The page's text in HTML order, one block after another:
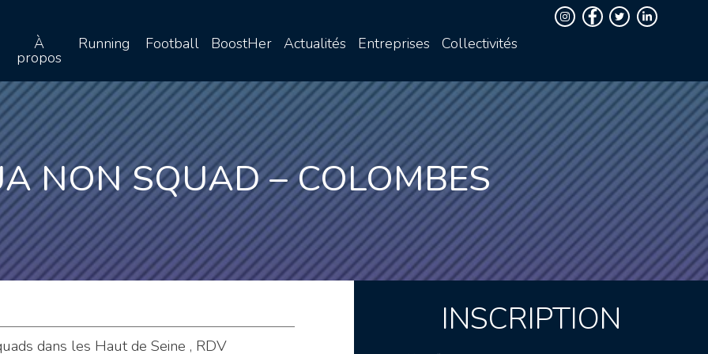
À
propos
Running Football BoostHer Actualités Entreprises Collectivités
NON SQUAD – COLOMBES
dans les Haut de Seine , RDV
INSCRIPTION